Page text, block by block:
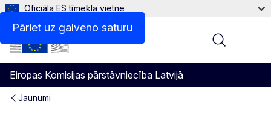
Pāriet uz galveno saturu
Oficiāla ES tīmekļa vietne
Eiropas Komisijas pārstāvniecība Latvijā
Menu
Jaunumi